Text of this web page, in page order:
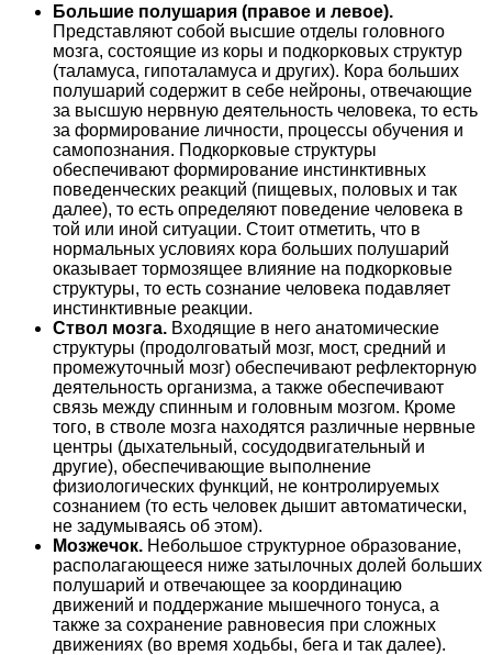
Большие полушария (правое и левое).
Представляют собой высшие отделы головного
мозга, состоящие из коры и подкорковых структур
(таламуса, гипоталамуса и других). Кора больших
полушарий содержит в себе нейроны, отвечающие
за высшую нервную деятельность человека, то есть
за формирование личности, процессы обучения и
самопознания. Подкорковые структуры
обеспечивают формирование инстинктивных
поведенческих реакций (пищевых, половых и так
далее), то есть определяют поведение человека в
той или иной ситуации. Стоит отметить, что в
нормальных условиях кора больших полушарий
оказывает тормозящее влияние на подкорковые
структуры, то есть сознание человека подавляет
инстинктивные реакции.
Ствол мозга. Входящие в него анатомические
структуры (продолговатый мозг, мост, средний и
промежуточный мозг) обеспечивают рефлекторную
деятельность организма, а также обеспечивают
связь между спинным и головным мозгом. Кроме
того, в стволе мозга находятся различные нервные
центры (дыхательный, сосудодвигательный и
другие), обеспечивающие выполнение
физиологических функций, не контролируемых
сознанием (то есть человек дышит автоматически,
не задумываясь об этом).
Мозжечок. Небольшое структурное образование,
располагающееся ниже затылочных долей больших
полушарий и отвечающее за координацию
движений и поддержание мышечного тонуса, а
также за сохранение равновесия при сложных
движениях (во время ходьбы, бега и так далее).